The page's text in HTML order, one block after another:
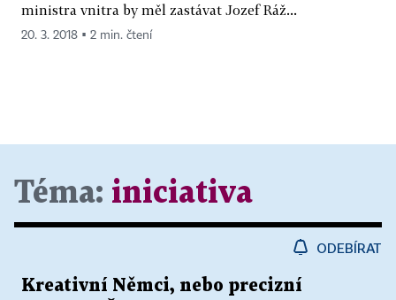
ministra vnitra by měl zastávat Jozef Ráž...
20. 3. 2018 ▪ 2 min. čtení
Téma: iniciativa
ODEBÍRAT
Kreativní Němci, nebo precizní